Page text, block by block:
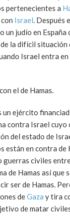
pertenecientes a
Israel. Después
un judío en España
la difícil situación
Israel entra
el de Hamas.
un ejército
contra Israel cuyo
del estado de
están en contra de
guerras civiles
de Hamas así que
ser de Hamas.
deGaza y tira
de matar